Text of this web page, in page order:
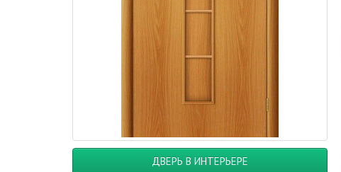
ДВЕРЬ В ИНТЕРЬЕРЕ